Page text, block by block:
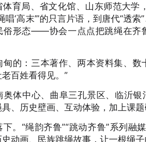
体育局、省文化馆、山东师范大学
唱‘高末’”的只言片语，到唐代“透
俗形态——协会一点点把跳绳在齐
甸的：三本著作、两本资料集、
百姓看得见。”
奥体中心、曲阜三孔景区、临沂
具、历史壁画、互动体验，加上课
。“绳韵齐鲁”“跳动齐鲁”系列
动画、民族跳绳故事，让一根绳